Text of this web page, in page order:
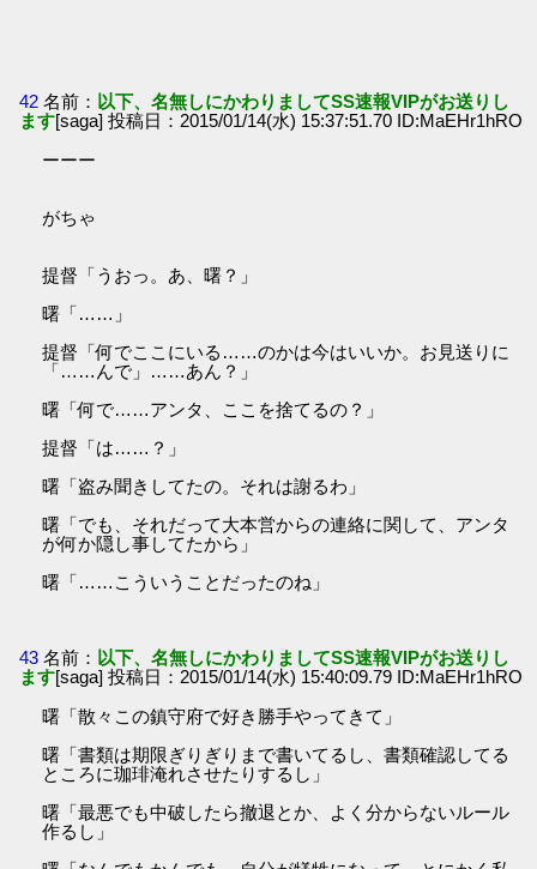
42 名前： 以下、名無しにかわりましてSS速報VIPがお送りし
ます[saga] 投稿日：2015/01/14(水) 15:37:51.70 ID:MaEHr1hRO
ーーー
がちゃ
提督「うおっ。あ、曙？」
曙「……」
提督「何でここにいる……のかは今はいいか。お見送りに
「……んで」……あん？」
曙「何で……アンタ、ここを捨てるの？」
提督「は……？」
曙「盗み聞きしてたの。それは謝るわ」
曙「でも、それだって大本営からの連絡に関して、アンタ
が何か隠し事してたから」
曙「……こういうことだったのね」
43 名前： 以下、名無しにかわりましてSS速報VIPがお送りし
ます[saga] 投稿日：2015/01/14(水) 15:40:09.79 ID:MaEHr1hRO
曙「散々この鎮守府で好き勝手やってきて」
曙「書類は期限ぎりぎりまで書いてるし、書類確認してる
ところに珈琲淹れさせたりするし」
曙「最悪でも中破したら撤退とか、よく分からないルール
作るし」